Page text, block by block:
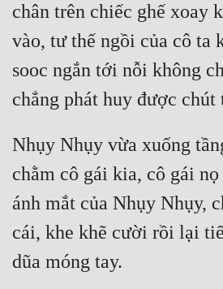
chân trên chiếc ghế xoay
vào, tư thế ngồi của cô ta
sooc ngắn tới nỗi không
Nhụy Nhụy vừa xuống
chằm cô gái kia, cô gái
ánh mắt của Nhụy Nhụy,
cái, khe khẽ cười rồi lại